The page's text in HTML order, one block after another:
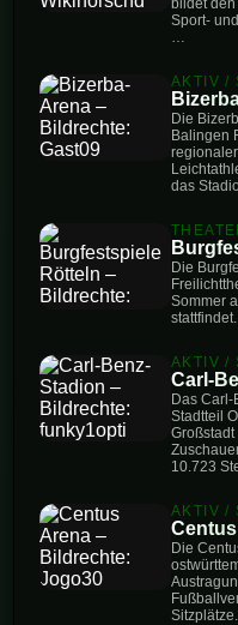
bildet den
Sport-
…
AKTIV /
Die
Balingen
das
Die
Sommer
stattfindet.
AKTIV /
Carl-
Das Carl-
Stadtteil
10.723
AKTIV /
Die
Sitzplätze.